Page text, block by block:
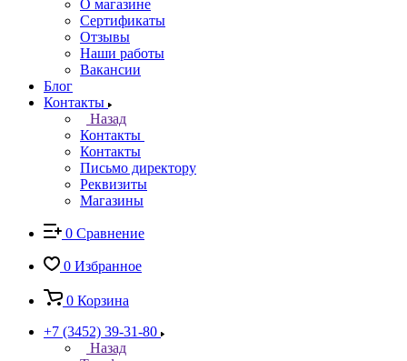
О магазине
Сертификаты
Отзывы
Наши работы
Вакансии
Блог
Контакты
Назад
Контакты
Контакты
Письмо директору
Реквизиты
Магазины
0 Сравнение
0 Избранное
0 Корзина
+7 (3452) 39-31-80
Назад